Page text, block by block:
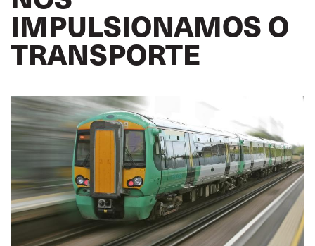
IMPULSIONAMOS O
TRANSPORTE